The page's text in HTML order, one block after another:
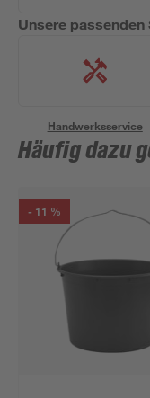
Unsere passenden
Handwerksservice
Häufig dazu
- 11 %